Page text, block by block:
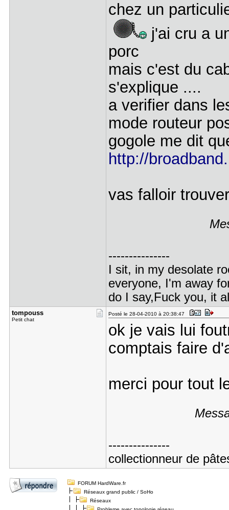
chez un
j'ai cru a
porc
mais c'est du
s'explique ....
a verifier dans
mode routeur
gogole me dit
http://
vas falloir
---------------
I sit, in my desolate
everyone, I'm away
do I say,Fuck you, it
tompouss
Petit chat
Posté le 28-04-2010 à 20:38:47
ok je vais lui
comptais faire
merci pour tout
---------------
collectionneur de
FORUM HardWare.fr
Réseaux grand public / SoHo
Réseaux